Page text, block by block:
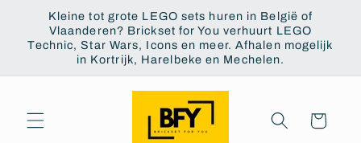
Skip to
content
Kleine tot grote LEGO sets huren in België of
Vlaanderen? Brickset for You verhuurt LEGO
Technic, Star Wars, Icons en meer. Afhalen mogelijk
in Kortrijk, Harelbeke en Mechelen.
Cart